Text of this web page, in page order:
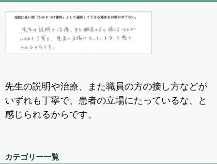
先生の説明や治療、また職員の方の接し方などが
いずれも丁寧で、患者の立場にたっているな、と
感じられるからです。
カテゴリー一覧